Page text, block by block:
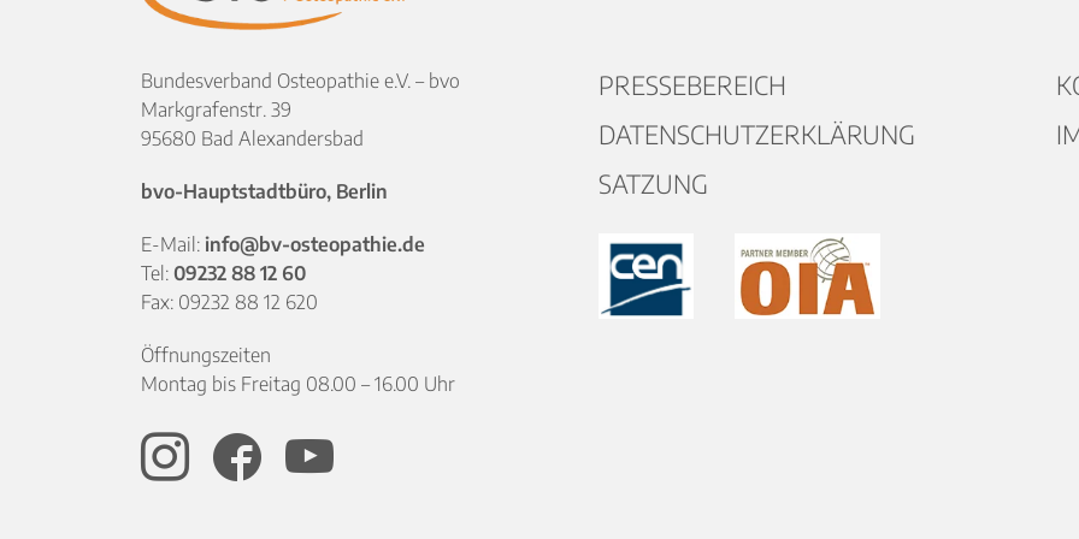
Bundesverband Osteopathie e.V. – bvo
Markgrafenstr. 39
95680 Bad Alexandersbad
bvo-Hauptstadtbüro, Berlin
E-Mail: info@bv-osteopathie.de
Tel: 09232 88 12 60
Fax: 09232 88 12 620
Öffnungszeiten
Montag bis Freitag 08.00 – 16.00 Uhr
PRESSEBEREICH
DATENSCHUTZERKLÄRUNG
SATZUNG